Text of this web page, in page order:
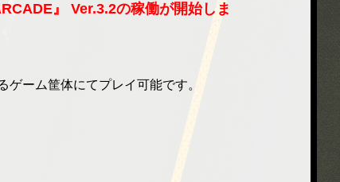
』 Ver.3.2の稼働が開始しま
ーム筐体にてプレイ可能です。